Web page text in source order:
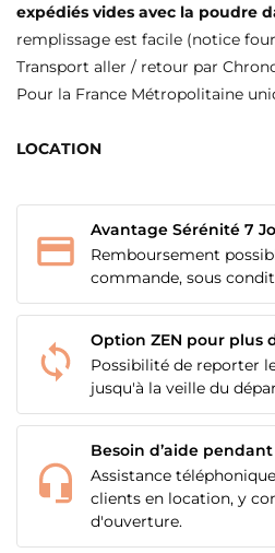
expédiés vides avec la poudre
remplissage est facile (notice
Transport aller / retour par
Pour la France Métropolitaine
LOCATION
Avantage Sérénité 7
Remboursement
commande, sous
Option ZEN pour plus
Possibilité de reporter
jusqu'à la veille du
Besoin d’aide
Assistance
clients en location, y
d'ouverture.